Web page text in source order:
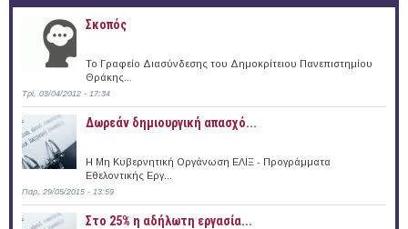
Σκοπός
Το Γραφείο Διασύνδεσης του Δημοκρίτειου Πανεπιστημίου
Θράκης...
Τρί, 03/04/2012 - 17:34
Δωρεάν δημιουργική απασχό...
Η Μη Κυβερνητική Οργάνωση ΕΛΙΞ - Προγράμματα
Εθελοντικής Εργ...
Παρ, 29/05/2015 - 13:59
Στο 25% η αδήλωτη εργασία...